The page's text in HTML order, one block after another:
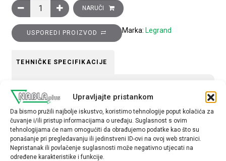
Upravljajte pristankom
Da bismo pružili najbolje iskustvo, koristimo tehnologije poput kolačića za
čuvanje i/ili pristup informacijama o uređaju. Suglasnost s ovim
tehnologijama će nam omogućiti da obrađujemo podatke kao što su
ponašanje pri pregledavanju ili jedinstveni ID-ovi na ovoj web stranici.
Nepristanak ili povlačenje suglasnosti može negativno utjecati na
određene karakteristike i funkcije.
EvoLine 19 komunikacijski ormar, 47U, 800x1000 mm količina
NARUČI
USPOREDI PROIZVOD Marka: Legrand
TEHNIČKE SPECIFIKACIJE
Način montaže
nadžbukno